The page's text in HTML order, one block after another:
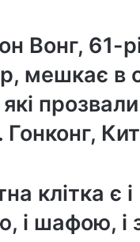
Вонг, 61-
мешкає в
прозвали
клітка є і
і шафою, і